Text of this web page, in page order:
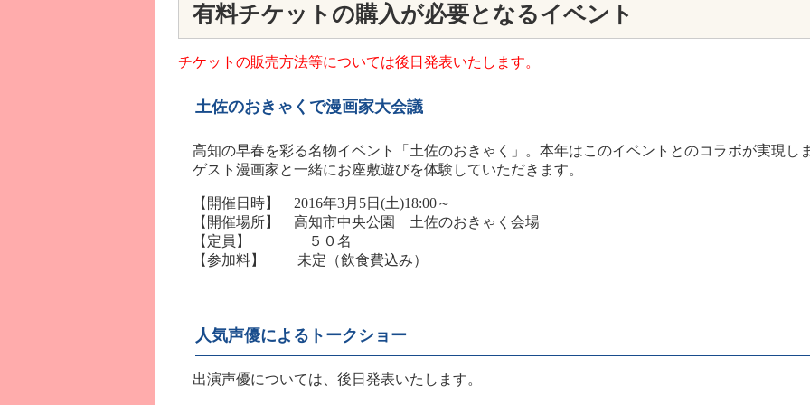
有料チケットの購入が必要となるイベント
チケットの販売方法等については後日発表いたします。
土佐のおきゃくで漫画家大会議
高知の早春を彩る名物イベント「土佐のおきゃく」。本年はこのイベントとのコラボが実現し
ゲスト漫画家と一緒にお座敷遊びを体験していただきます。
【開催日時】 2016年3月5日(土)18:00～
【開催場所】 高知市中央公園 土佐のおきゃく会場
【定員】 ５０名
【参加料】 未定（飲食費込み）
人気声優によるトークショー
出演声優については、後日発表いたします。